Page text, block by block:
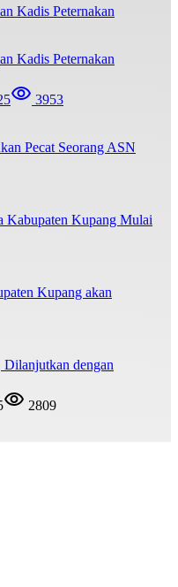
Kadis Peternakan
3953
Pecat Seorang ASN
Kabupaten Kupang Mulai
Kupang akan
dengan
2809